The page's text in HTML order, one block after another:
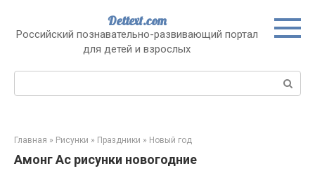
контенту
Dettext.com
Российский познавательно-развивающий портал
для детей и взрослых
Поиск:
Главная » Рисунки » Праздники » Новый год
Амонг Ас рисунки новогодние